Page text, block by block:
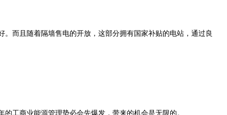
而且随着隔墙售电的开放，这部分拥有国家补贴的电站，通过良
工商业能源管理势必会先爆发，带来的机会是无限的。